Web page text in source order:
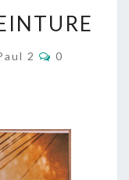
2
0